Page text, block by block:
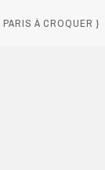
PARIS À CROQUER }